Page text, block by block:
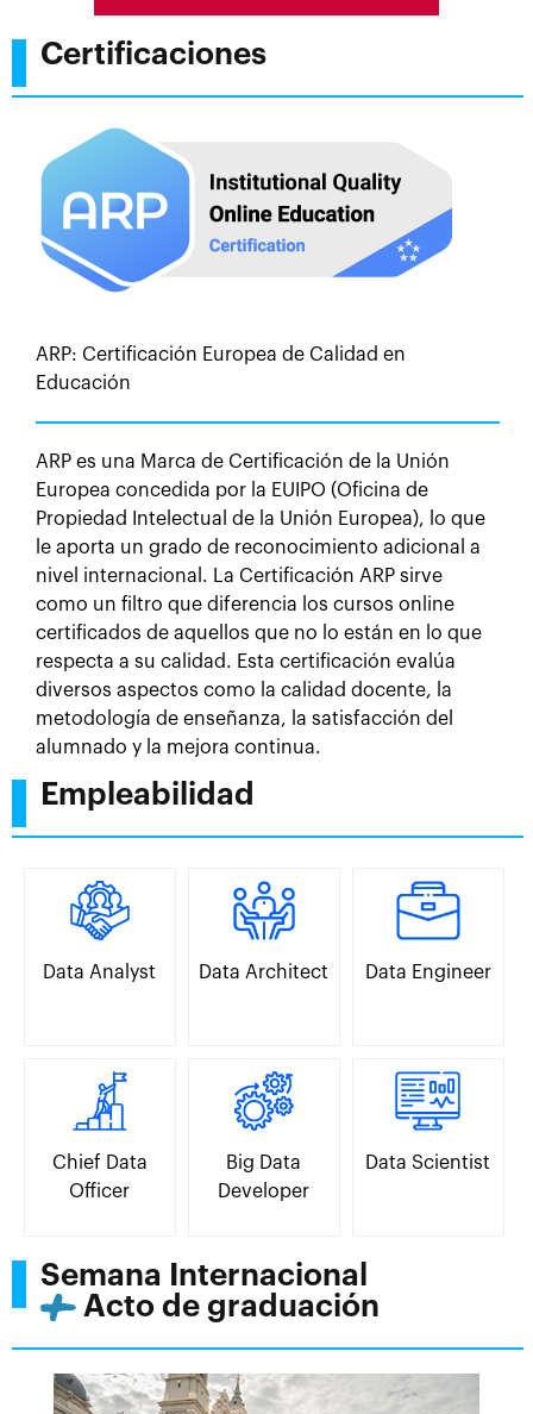
Certificaciones
ARP: Certificación Europea de Calidad en
Educación
ARP es una Marca de Certificación de la Unión
Europea concedida por la EUIPO (Oficina de
Propiedad Intelectual de la Unión Europea), lo que
le aporta un grado de reconocimiento adicional a
nivel internacional. La Certificación ARP sirve
como un filtro que diferencia los cursos online
certificados de aquellos que no lo están en lo que
respecta a su calidad. Esta certificación evalúa
diversos aspectos como la calidad docente, la
metodología de enseñanza, la satisfacción del
alumnado y la mejora continua.
Empleabilidad
Data Analyst Data Architect Data Engineer
Chief Data
Officer
Big Data
Developer
Data Scientist
Semana Internacional
Acto de graduación